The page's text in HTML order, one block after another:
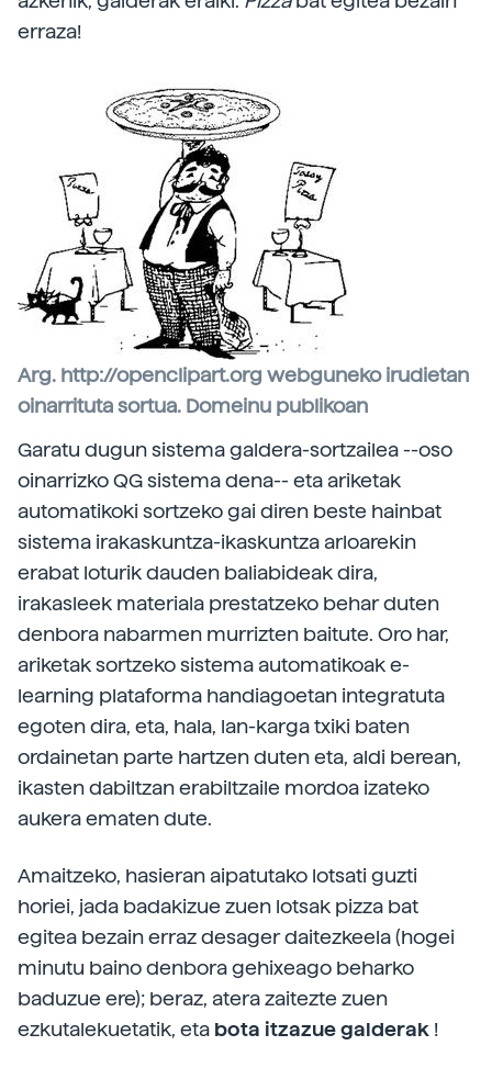
erraza!
Arg. http://openclipart.org webguneko irudietan
oinarrituta sortua. Domeinu publikoan
Garatu dugun sistema galdera-sortzailea --oso
oinarrizko QG sistema dena-- eta ariketak
automatikoki sortzeko gai diren beste hainbat
sistema irakaskuntza-ikaskuntza arloarekin
erabat loturik dauden baliabideak dira,
irakasleek materiala prestatzeko behar duten
denbora nabarmen murrizten baitute. Oro har,
ariketak sortzeko sistema automatikoak e-
learning plataforma handiagoetan integratuta
egoten dira, eta, hala, lan-karga txiki baten
ordainetan parte hartzen duten eta, aldi berean,
ikasten dabiltzan erabiltzaile mordoa izateko
aukera ematen dute.
Amaitzeko, hasieran aipatutako lotsati guzti
horiei, jada badakizue zuen lotsak pizza bat
egitea bezain erraz desager daitezkeela (hogei
minutu baino denbora gehixeago beharko
baduzue ere); beraz, atera zaitezte zuen
ezkutalekuetatik, eta bota itzazue galderak !